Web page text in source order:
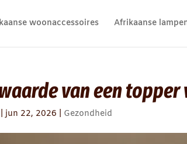
woonaccessoires Afrikaanse
van een
|jun 22, 2026 Gezondheid